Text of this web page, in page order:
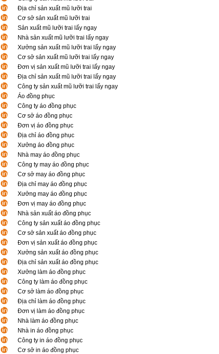
Địa chỉ sản xuất mũ lưỡi trai
Cơ sở sản xuất mũ lưỡi trai
Sản xuất mũ lưỡi trai lấy ngay
Nhà sản xuất mũ lưỡi trai lấy ngay
Xưởng sản xuất mũ lưỡi trai lấy ngay
Cơ sở sản xuất mũ lưỡi trai lấy ngay
Đơn vị sản xuất mũ lưỡi trai lấy ngay
Địa chỉ sản xuất mũ lưỡi trai lấy ngay
Công ty sản xuất mũ lưỡi trai lấy ngay
Áo đồng phục
Công ty áo đồng phục
Cơ sở áo đồng phục
Đơn vị áo đồng phục
Địa chỉ áo đồng phục
Xưởng áo đồng phục
Nhà may áo đồng phục
Công ty may áo đồng phục
Cơ sở may áo đồng phục
Địa chỉ may áo đồng phục
Xưởng may áo đồng phục
Đơn vị may áo đồng phục
Nhà sản xuất áo đồng phục
Công ty sản xuất áo đồng phục
Cơ sở sản xuất áo đồng phục
Đơn vị sản xuất áo đồng phục
Xưởng sản xuất áo đồng phục
Địa chỉ sản xuất áo đồng phục
Xưởng làm áo đồng phục
Công ty làm áo đồng phục
Cơ sở làm áo đồng phục
Địa chỉ làm áo đồng phục
Đơn vị làm áo đồng phục
Nhà làm áo đồng phục
Nhà in áo đồng phục
Công ty in áo đồng phục
Cơ sở in áo đồng phục